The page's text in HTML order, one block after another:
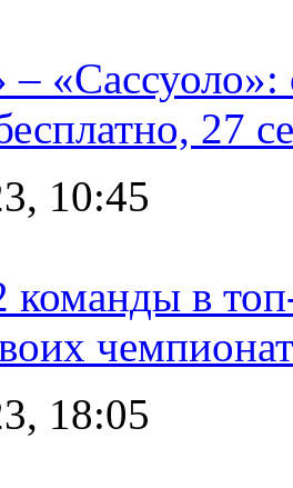
–
27
10:45
команды в
18:05